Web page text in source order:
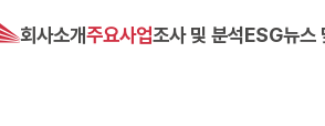
회사소개주요사업조사 및 분석ESG뉴스